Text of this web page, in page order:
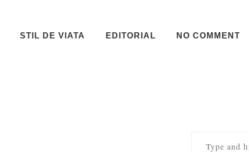
STIL DE VIATA EDITORIAL NO COMMENT